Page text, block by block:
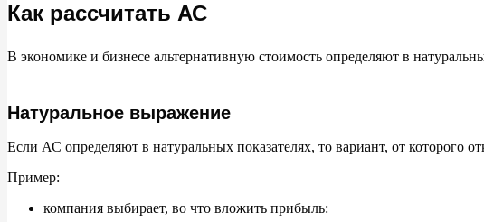
Как рассчитать АС
В экономике и бизнесе альтернативную стоимость определяют в
Натуральное выражение
Если АС определяют в натуральных показателях, то вариант, от которого
Пример:
компания выбирает, во что вложить прибыль: